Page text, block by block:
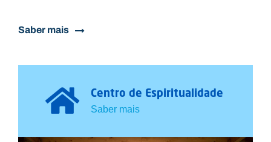
Saber mais
Centro de Espiritualidade
Saber mais